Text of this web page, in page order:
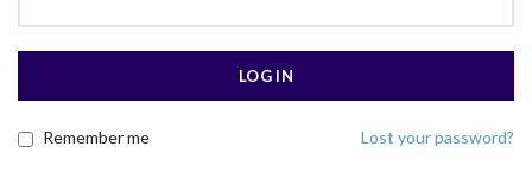
LOG IN
Lost your password?
Remember me